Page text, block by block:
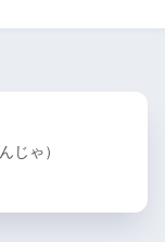
じゃ）